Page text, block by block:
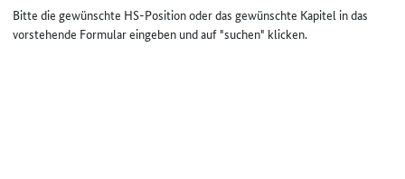
Bitte die gewünschte HS-Position oder das gewünschte Kapitel in das
vorstehende Formular eingeben und auf "suchen" klicken.